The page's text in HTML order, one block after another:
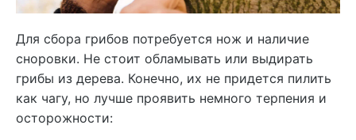
Для сбора грибов потребуется нож и наличие
сноровки. Не стоит обламывать или выдирать
грибы из дерева. Конечно, их не придется пилить
как чагу, но лучше проявить немного терпения и
осторожности: